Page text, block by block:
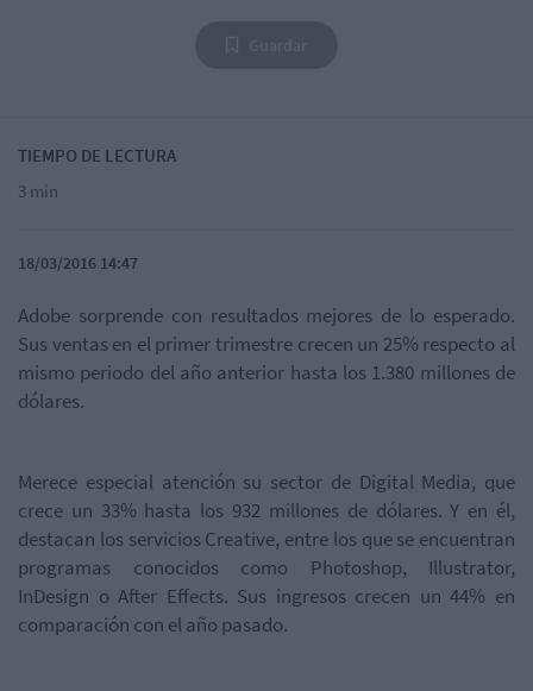
TIEMPO DE LECTURA
3 min
18/03/2016 14:47
Adobe sorprende con resultados mejores de lo esperado.
Sus ventas en el primer trimestre crecen un 25% respecto al
mismo periodo del año anterior hasta los 1.380 millones de
dólares.
Merece especial atención su sector de Digital Media, que
crece un 33% hasta los 932 millones de dólares. Y en él,
destacan los servicios Creative, entre los que se encuentran
programas conocidos como Photoshop, Illustrator,
InDesign o After Effects. Sus ingresos crecen un 44% en
comparación con el año pasado.